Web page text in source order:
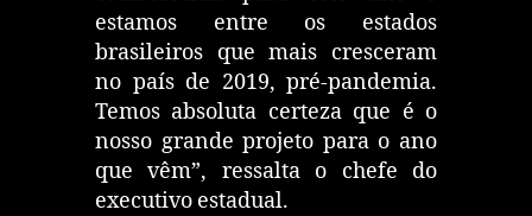
estamos entre os estados
brasileiros que mais cresceram
no país de 2019, pré-pandemia.
Temos absoluta certeza que é o
nosso grande projeto para o ano
que vêm”, ressalta o chefe do
executivo estadual.